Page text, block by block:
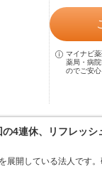
マイナビ
薬局・病
のでご安心
4連休、リフレッ
展開している法人です